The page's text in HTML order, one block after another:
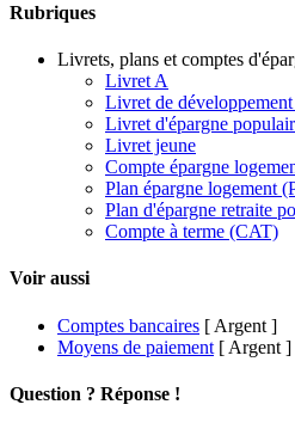
Rubriques
Livrets, plans et comptes
Livret A
Livret de
Livret d'épargne
Livret jeune
Compte épargne
Plan épargne logement
Plan d'épargne retraite
Compte à terme (CAT)
Voir aussi
Comptes bancaires [ Argent ]
Moyens de paiement [ Argent ]
Question ? Réponse !